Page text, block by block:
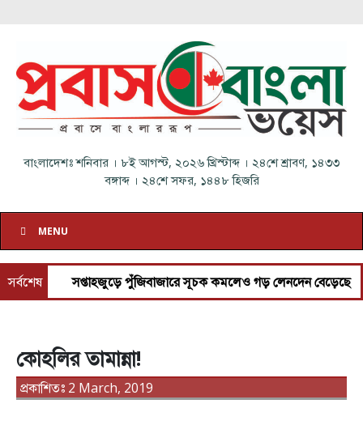
বাংলাদেশঃশনিবার । ৮ই আগস্ট, ২০২৬ খ্রিস্টাব্দ । ২৪শে শ্রাবণ, ১৪৩৩
বঙ্গাব্দ। ২৪শে সফর, ১৪৪৮ হিজরি
MENU
সর্বশেষসপ্তাহজুড়ে পুঁজিবাজারে সূচক কমলেও গড় লেনদেন বেড়েছে
কোহলির তামান্না!
প্রকাশিতঃ 2 March, 2019